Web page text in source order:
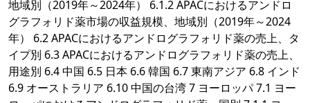
地域別（2019年～2024年） 6.1.2 APACにおけるアンドロ
グラフォリド薬市場の収益規模、地域別（2019年～2024
年） 6.2 APACにおけるアンドログラフォリド薬の売上、タ
イプ別 6.3 APACにおけるアンドログラフォリド薬の売上、
用途別 6.4 中国 6.5 日本 6.6 韓国 6.7 東南アジア 6.8 インド
6.9 オーストラリア 6.10 中国の台湾 7 ヨーロッパ 7.1 ヨー